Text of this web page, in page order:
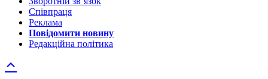
Співпраця
Реклама
Повідомити новину
Редакційна політика